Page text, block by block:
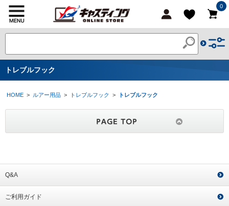
0
トレブルフック
HOME > ルアー用品 > トレブルフック > トレブルフック
Q&A
ご利用ガイド